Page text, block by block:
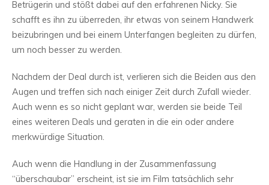
Betrügerin und stößt dabei auf den erfahrenen Nicky. Sie
schafft es ihn zu überreden, ihr etwas von seinem Handwerk
beizubringen und bei einem Unterfangen begleiten zu dürfen,
um noch besser zu werden.
Nachdem der Deal durch ist, verlieren sich die Beiden aus den
Augen und treffen sich nach einiger Zeit durch Zufall wieder.
Auch wenn es so nicht geplant war, werden sie beide Teil
eines weiteren Deals und geraten in die ein oder andere
merkwürdige Situation.
Auch wenn die Handlung in der Zusammenfassung
“überschaubar” erscheint, ist sie im Film tatsächlich sehr